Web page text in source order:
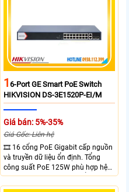
16-Port GE Smart PoE Switch
HIKVISION DS-3E1520P-EI/M
Giá bán: 5%-35%
Giá Gốc: Liên hệ
🎞 16 cổng PoE Gigabit cấp nguồn
và truyền dữ liệu ổn định. Tổng
công suất PoE 125W phù hợp hệ
thống camera IP vừa. 2 cổng RJ45
Gigabit và 2 cổng quang SFP mở